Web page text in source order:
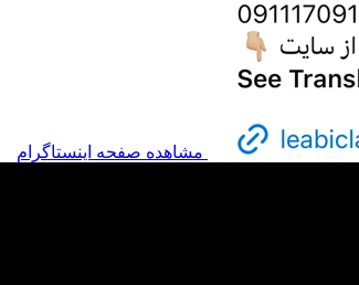
مشاهده صفحه اینستاگرام